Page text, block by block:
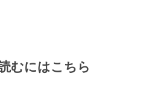
むにはこちら